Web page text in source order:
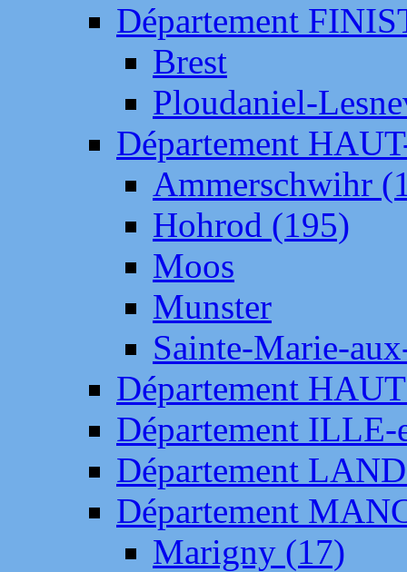
Département
Brest
Ploudaniel-
Département
Ammerschwihr
Hohrod (195)
Moos
Munster
Sainte-Marie-
Département
Département
Département
Département
Marigny (17)